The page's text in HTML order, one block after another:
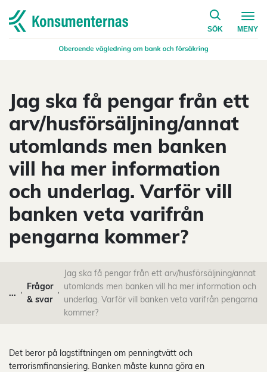
Navigera till startsidan
SÖK
på
MENY
Jag ska få pengar från ett
arv/husförsäljning/annat
utomlands men banken
vill ha mer information
och underlag. Varför vill
banken veta varifrån
pengarna kommer?
...
Frågor
& svar
Jag ska få pengar från ett arv/husförsäljning/annat
utomlands men banken vill ha mer information och
underlag. Varför vill banken veta varifrån pengarna
kommer?
Det beror på lagstiftningen om penningtvätt och
terrorismfinansiering. Banken måste kunna göra en